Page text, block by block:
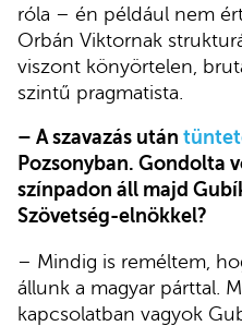
róla – én például nem
Orbán Viktornak
viszont könyörtelen,
szintű pragmatista.
– A szavazás után
Pozsonyban. Gondolta
színpadon áll majd
Szövetség-elnökkel?
– Mindig is reméltem,
állunk a magyar párttal.
kapcsolatban vagyok